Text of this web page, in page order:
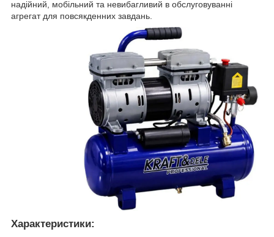
надійний, мобільний та невибагливий в обслуговуванні
агрегат для повсякденних завдань.
Характеристики: